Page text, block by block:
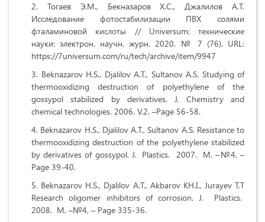
Тогаев Э.М., Бекназаров Х.С., Джалилов А.Т.
Исследование фотостабилизации ПВХ солями
фталаминовой кислоты // Universum: технические
науки: электрон. научн. журн. 2020. № 7 (76). URL:
https://7universum.com/ru/tech/archive/item/9947
Beknazarov H.S., Djalilov A.T., Sultanov A.S. Studying of
thermooxidizing destruction of polyethylene of the
gossypol stabilized by derivatives. J. Chemistry and
chemical technologies. 2006. V.2. –Page 56-58.
Beknazarov H.S., Djalilov A.T., Sultanov A.S. Resistance to
thermooxidizing destruction of the polyethylene stabilized
by derivatives of gossypol. J. Plastics. 2007. M. –№4, –
Page 39-40.
Beknazarov H.S., Djalilov A.T., Akbarov KH.I., Jurayev T.T
Research oligomer inhibitors of corrosion. J. Plastics.
2008. M. –№4, – Page 335-36.